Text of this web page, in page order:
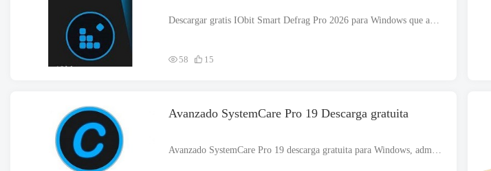
58 15
Avanzado SystemCare Pro 19 Descarga gratuita